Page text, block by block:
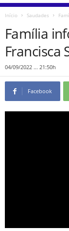
Início Saudades
Família
Francisca
04/09/2022 ... 21:50h
Facebook